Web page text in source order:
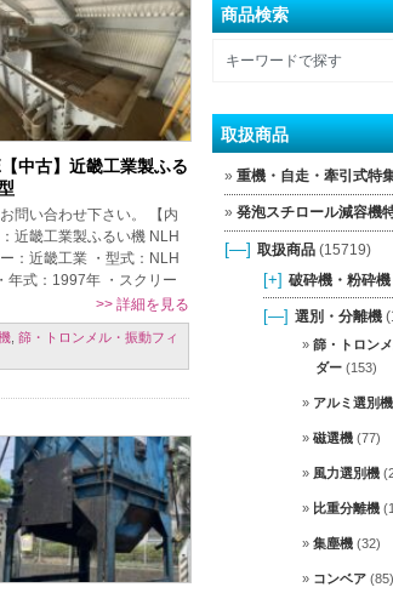
中古】近畿工業製ふる
問い合わせ下さい。 【内
近畿工業製ふるい機 NLH
：近畿工業 ・型式：NLH
年式：1997年 ・スクリー
約1000×長さ約3000mm ・
>>詳細を見る
,篩・トロンメル・振動フィ
商品検索
取扱商品
重機・自走・牽引式特
発泡スチロール減容機
[—] 取扱商品(15719)
[+] 破砕機・粉砕機
[—] 選別・分離機
篩・トロン
ダー(153)
アルミ選別機
磁選機(77)
風力選別機
比重分離機
集塵機(32)
コンベア(85)